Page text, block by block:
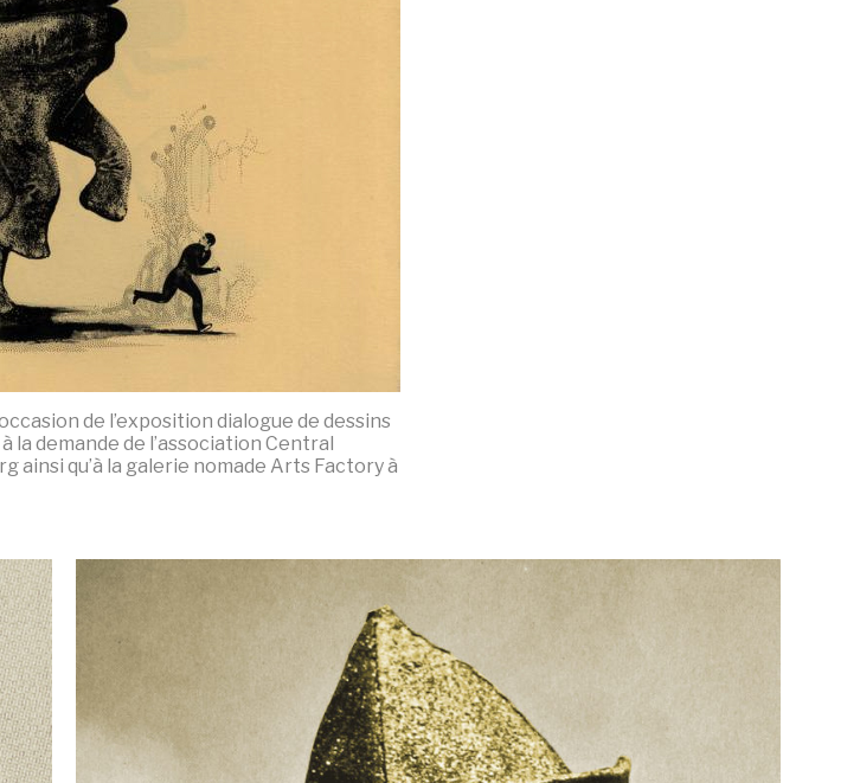
de l’exposition dialogue de dessins
la demande de l’association Central
ainsi qu’à la galerie nomade Arts Factory à